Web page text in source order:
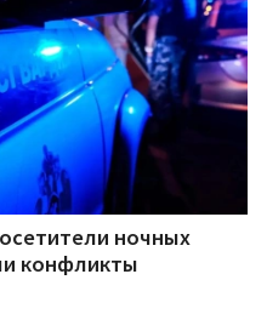
ночных
конфликты